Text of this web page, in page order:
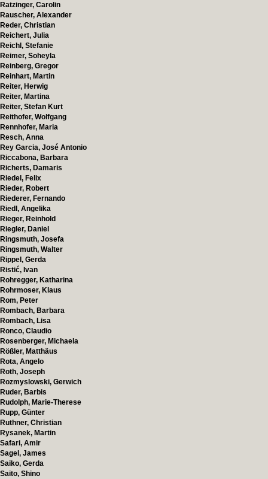
Ratzinger, Carolin
Rauscher, Alexander
Reder, Christian
Reichert, Julia
Reichl, Stefanie
Reimer, Soheyla
Reinberg, Gregor
Reinhart, Martin
Reiter, Herwig
Reiter, Martina
Reiter, Stefan Kurt
Reithofer, Wolfgang
Rennhofer, Maria
Resch, Anna
Rey Garcia, José Antonio
Riccabona, Barbara
Richerts, Damaris
Riedel, Felix
Rieder, Robert
Riederer, Fernando
Riedl, Angelika
Rieger, Reinhold
Riegler, Daniel
Ringsmuth, Josefa
Ringsmuth, Walter
Rippel, Gerda
Ristić, Ivan
Rohregger, Katharina
Rohrmoser, Klaus
Rom, Peter
Rombach, Barbara
Rombach, Lisa
Ronco, Claudio
Rosenberger, Michaela
Rößler, Matthäus
Rota, Angelo
Roth, Joseph
Rozmyslowski, Gerwich
Ruder, Barbis
Rudolph, Marie-Therese
Rupp, Günter
Ruthner, Christian
Rysanek, Martin
Safari, Amir
Sagel, James
Saiko, Gerda
Saito, Shino